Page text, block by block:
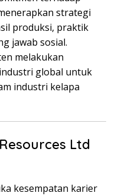
strategi
produksi, praktik
jawab sosial.
melakukan
global untuk
industri kelapa
Ltd
kesempatan karier